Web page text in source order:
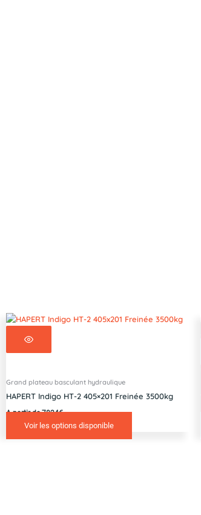
Grand plateau basculant hydraulique
HAPERT Indigo HT-2 405×201 Freinée 3500kg
A partir de 7824€
Voir les options disponible